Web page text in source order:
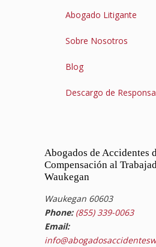
Abogado Litigante
Sobre Nosotros
Blog
Descargo de
Abogados de Accidentes
Compensación al
Waukegan
Waukegan 60603
Phone: (855) 339-0063
Email: